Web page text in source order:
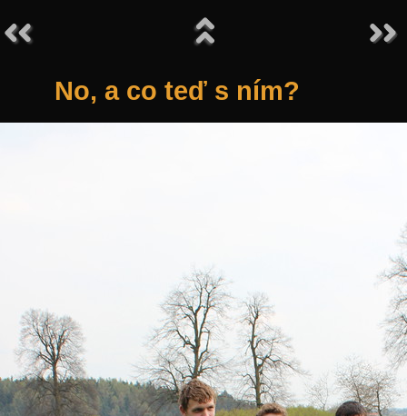
No, a co teď s ním?